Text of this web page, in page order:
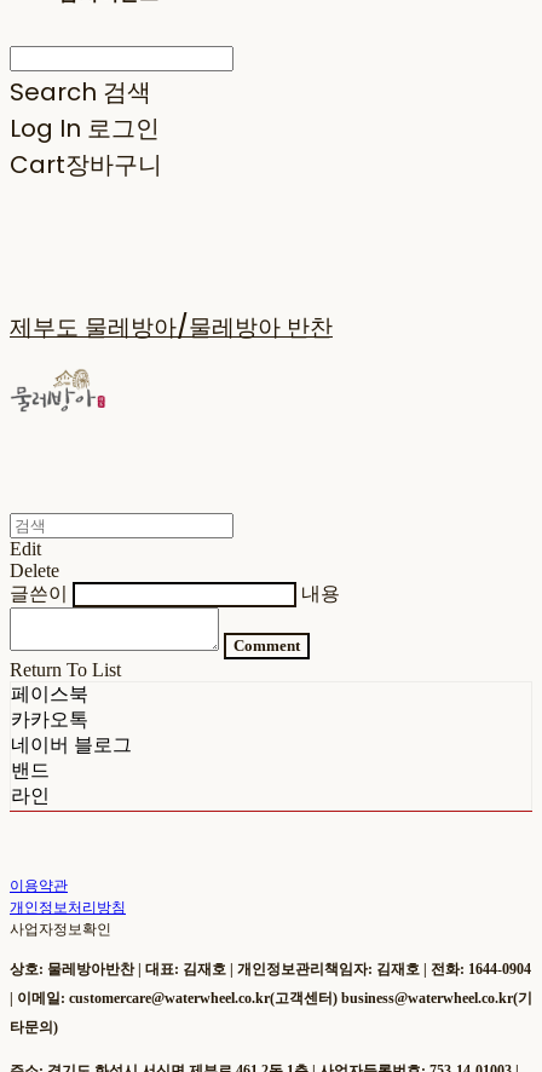
Search 검색
Log In 로그인
Cart장바구니
제부도 물레방아/물레방아 반찬
Edit
Delete
글쓴이
내용
Comment
Return To List
페이스북
카카오톡
네이버 블로그
밴드
라인
이용약관
개인정보처리방침
사업자정보확인
상호: 물레방아반찬 | 대표: 김재호 | 개인정보관리책임자: 김재호 | 전화: 1644-0904
| 이메일: customercare@waterwheel.co.kr(고객센터) business@waterwheel.co.kr(기
타문의)